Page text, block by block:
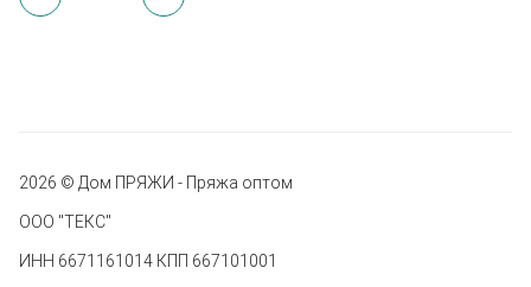
2026 © Дом ПРЯЖИ - Пряжа оптом
ООО "ТЕКС"
ИНН 6671161014 КПП 667101001